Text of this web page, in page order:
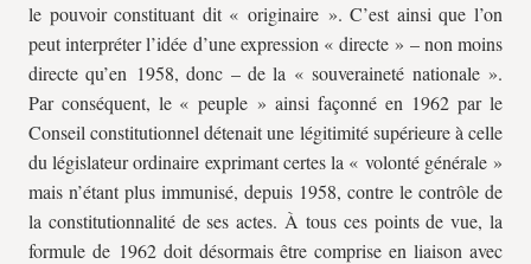
le pouvoir constituant dit « originaire ». C’est ainsi que l’on
peut interpréter l’idée d’une expression « directe » – non moins
directe qu’en 1958, donc – de la « souveraineté nationale ».
Par conséquent, le « peuple » ainsi façonné en 1962 par le
Conseil constitutionnel détenait une légitimité supérieure à celle
du législateur ordinaire exprimant certes la « volonté générale »
mais n’étant plus immunisé, depuis 1958, contre le contrôle de
la constitutionnalité de ses actes. À tous ces points de vue, la
formule de 1962 doit désormais être comprise en liaison avec